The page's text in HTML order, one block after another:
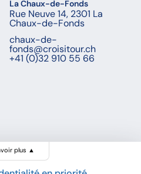
La Chaux-de-Fonds
Rue Neuve 14, 2301 La
Chaux-de-Fonds
chaux-de-
fonds@croisitour.ch
+41 (0)32 910 55 66
plus ▲